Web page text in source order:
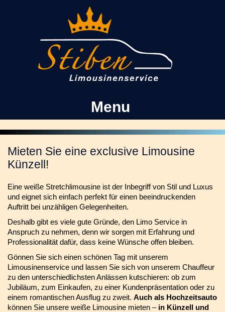
Menu
Mieten Sie eine exclusive Limousine
Künzell!
Eine weiße Stretchlimousine ist der Inbegriff von Stil und Luxus
und eignet sich einfach perfekt für einen beeindruckenden
Auftritt bei unzähligen Gelegenheiten.
Deshalb gibt es viele gute Gründe, den Limo Service in
Anspruch zu nehmen, denn wir sorgen mit Erfahrung und
Professionalität dafür, dass keine Wünsche offen bleiben.
Gönnen Sie sich einen schönen Tag mit unserem
Limousinenservice und lassen Sie sich von unserem Chauffeur
zu den unterschiedlichsten Anlässen kutschieren: ob zum
Jubiläum, zum Einkaufen, zu einer Kundenpräsentation oder zu
einem romantischen Ausflug zu zweit. Auch als Hochzeitsauto
können Sie unsere weiße Limousine mieten – in Künzell und